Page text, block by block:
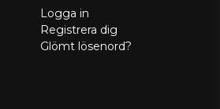
Logga in
Registrera dig
Glömt lösenord?